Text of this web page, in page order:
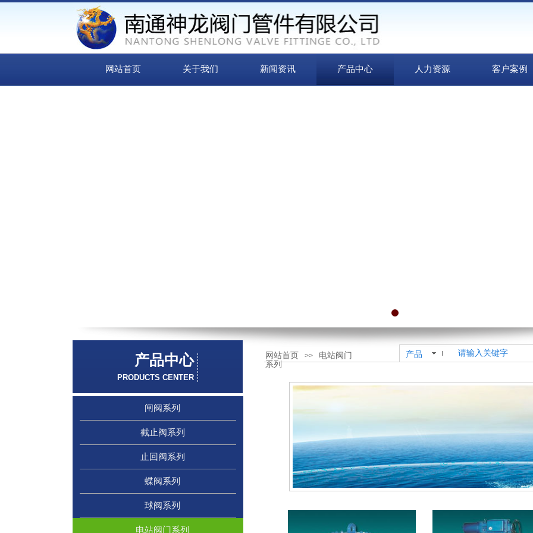
网站首页 关于我们 新闻资讯 产品中心 人力资源 客户案例
产品
联系我们
产品中心
产品中心 网站首页 >>
电站阀门
系列
联系我们
PRODUCTS CENTER
PRODUCTS CENTER
PRODUCTS CENTER
闸阀系列
截止阀系列
止回阀系列
蝶阀系列
球阀系列
电站阀门系列